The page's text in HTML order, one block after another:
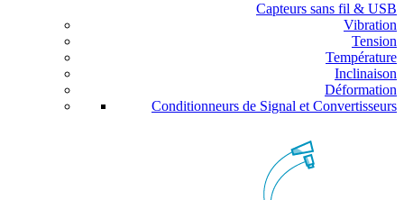
Capteurs sans fil & USB
Vibration
Tension
Température
Inclinaison
Déformation
Conditionneurs de Signal et Convertisseurs